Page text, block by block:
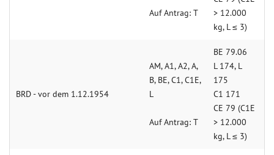
Auf An­trag: T
> 12.000
kg, L ≤ 3)
BRD - vor dem 1.12.1954
AM, A1, A2, A,
B, BE, C1, C1E,
L
Auf Antrag: T
BE 79.06
L 174, L
175
C1 171
CE 79 (C1E
> 12.000
kg, L ≤ 3)